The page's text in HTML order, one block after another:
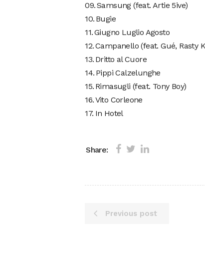
09.⁠ ⁠⁠Samsung (feat. Artie 5ive)
10.⁠ ⁠⁠Bugie
11.⁠ ⁠⁠Giugno Luglio Agosto
12.⁠ ⁠⁠Campanello (feat. Gué, Rasty
13.⁠ ⁠⁠Dritto al Cuore
14.⁠ ⁠⁠Pippi Calzelunghe
15.⁠ ⁠⁠Rimasugli (feat. Tony Boy)
16.⁠ ⁠Vito Corleone
17.⁠ ⁠In Hotel
Share:
Previous post